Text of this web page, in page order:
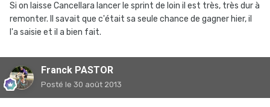
Si on laisse Cancellara lancer le sprint de loin il est très, très dur à
remonter. Il savait que c'était sa seule chance de gagner hier, il
l'a saisie et il a bien fait.
Franck PASTOR
Posté le 30 août 2013